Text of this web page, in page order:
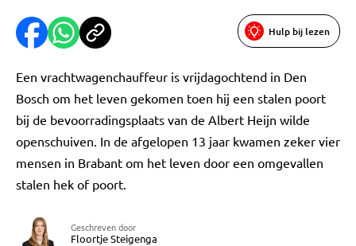
Hulp bij lezen
Een vrachtwagenchauffeur is vrijdagochtend in Den
Bosch om het leven gekomen toen hij een stalen poort
bij de bevoorradingsplaats van de Albert Heijn wilde
openschuiven. In de afgelopen 13 jaar kwamen zeker vier
mensen in Brabant om het leven door een omgevallen
stalen hek of poort.
Geschreven door
Floortje Steigenga